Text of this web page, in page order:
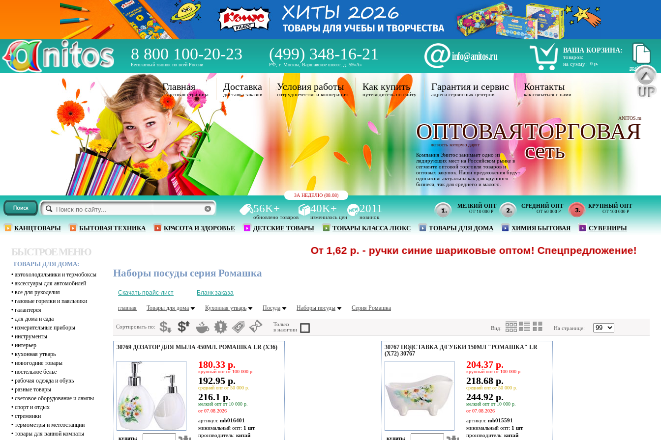
8 800 100-20-23
Бесплатный звонок по всей России
(499) 348-16-21
РФ, г. Москва, Варшавское шоссе, д. 59«А»
info@anitos.ru
ВАША КОРЗИНА:
товаров:
на сумму:
0 р.
прайс лист
ЗА НЕДЕЛЮ (08.08)
56K+
обновлено товаров
40K+
изменилось цен
2011
новинок
МЕЛКИЙ ОПТ
ОТ 10 000 Р
СРЕДНИЙ ОПТ
ОТ 50 000 Р
КРУПНЫЙ ОПТ
ОТ 100 000 Р
КАНЦТОВАРЫ БЫТОВАЯ ТЕХНИКА КРАСОТА И ЗДОРОВЬЕ ДЕТСКИЕ ТОВАРЫ ТОВАРЫ КЛАССА ЛЮКС ТОВАРЫ ДЛЯ ДОМА ХИМИЯ БЫТОВАЯ СУВЕНИРЫ
Главная
стартовая страница
Доставка
доставка заказов
Условия работы
сотрудничество и кооперация
Как купить
путеводитель по сайту
Гарантия и сервис
адреса сервисных центров
Контакты
как связаться с нами
ANITOS.ru
ОПТОВАЯТОРГОВАЯ
легкость которую дарят
Компания Энитос занимает одно из
лидирующих мест на Российском рынке в
сегменте оптовой торговли товаров и
оптовых закупок. Наши предложения будут
одинаково актуальны как для крупного
бизнеса, так для среднего и малого.
сеть
БЫСТРОЕ МЕНЮ
ТОВАРЫ ДЛЯ ДОМА:
• автохолодильники и термобоксы
• аксессуары для автомобилей
• все для рукоделия
• газовые горелки и паяльники
• галантерея
• для дома и сада
• измерительные приборы
• инструменты
• интерьер
• кухонная утварь
• новогодние товары
• постельное белье
• рабочая одежда и обувь
• разные товары
• световое оборудование и лампы
• спорт и отдых
• стремянки
• термометры и метеостанции
• товары для ванной комнаты
От 1,62 р. - ручки синие шариковые оптом! Спецпредложение!
Наборы посуды серия Ромашка
Скачать прайс-лист Бланк заказа
главная Товары для дома Кухонная утварь Посуда Наборы посуды Серия Ромашка
Сортировать по:
Только
в наличии
Вид: На странице:
30769 ДОЗАТОР ДЛЯ МЫЛА 450МЛ. РОМАШКА LR (Х36)
купить:
180.33 р.
крупный опт от 100 000 р.
192.95 р.
средний опт от 50 000 р.
216.1 р.
мелкий опт от 10 000 р.
от 07.08.2026
артикул: mb016401
минимальный опт: 1 шт
производитель: китай
30767 ПОДСТАВКА Д/ГУБКИ 150МЛ "РОМАШКА" LR
(Х72) 30767
купить:
204.37 р.
крупный опт от 100 000 р.
218.68 р.
средний опт от 50 000 р.
244.92 р.
мелкий опт от 10 000 р.
от 07.08.2026
артикул: mb015591
минимальный опт: 1 шт
производитель: китай